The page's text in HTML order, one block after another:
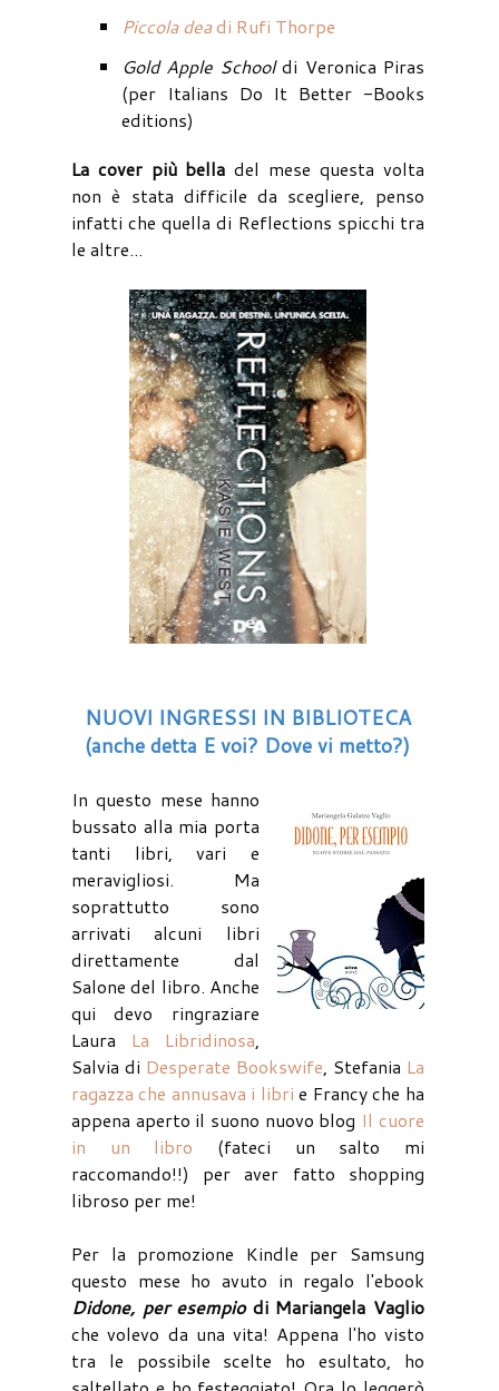
Piccola deadi Rufi Thorpe
Gold Apple Schooldi Veronica Piras
(per Italians Do It Better -Books
editions)
La cover più bella del mese questa volta
non è stata difficile da scegliere, penso
infatti che quella di Reflections spicchi tra
le altre...
NUOVI INGRESSI IN BIBLIOTECA
(anche detta E voi? Dove vi metto?)
In questo mese hanno
bussato alla mia porta
tanti libri, vari e
meravigliosi. Ma
soprattutto sono
arrivati alcuni libri
direttamente dal
Salone del libro. Anche
qui devo ringraziare
Laura La Libridinosa,
Salvia di Desperate Bookswife, Stefania La
ragazza che annusava i libri e Francy che ha
appena aperto il suono nuovo blog Il cuore
in un libro (fateci un salto mi
raccomando!!) per aver fatto shopping
libroso per me!
Per la promozione Kindle per Samsung
questo mese ho avuto in regalo l'ebook
Didone, per esempio di Mariangela Vaglio
che volevo da una vita! Appena l'ho visto
tra le possibile scelte ho esultato, ho